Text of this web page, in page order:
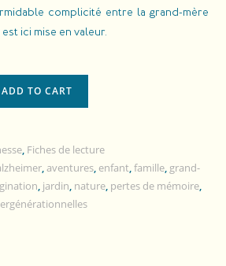
complicité entre la grand-mère
ici mise en valeur.
ADD TO CART
, Fiches de lecture
,aventures, enfant,famille, grand-
, jardin, nature, pertes de mémoire,